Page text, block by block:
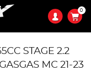
0
STAGE 2.2
MC 21-23